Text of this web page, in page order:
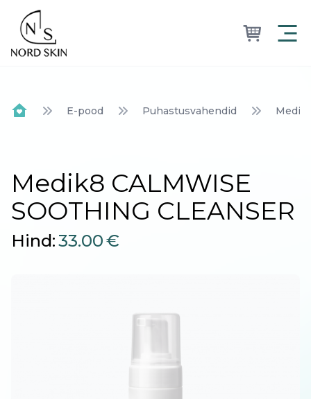
Nordskin
E-pood Puhastusvahendid
Medik8 CALMWISE
SOOTHING CLEANSER
Hind:33.00€